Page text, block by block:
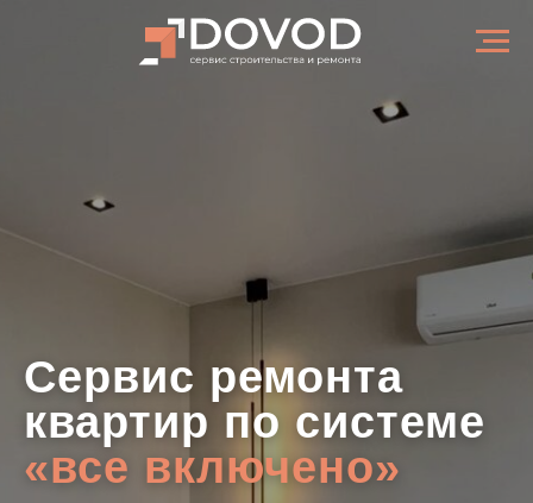
Сервис ремонта
квартир по системе
«все включено»